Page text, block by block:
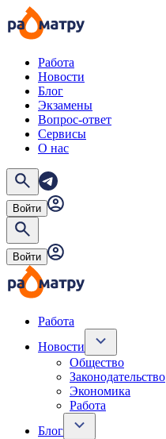
Работа
Новости
Блог
Экзамены
Вопрос-ответ
Сервисы
О нас
Войти
Войти
Работа
Новости
Общество
Законодательство
Экономика
Работа
Блог